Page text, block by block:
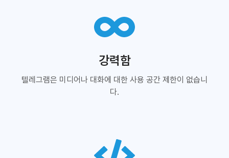
강력함
텔레그램은 미디어나 대화에 대한 사용 공간 제한이 없습니
다.